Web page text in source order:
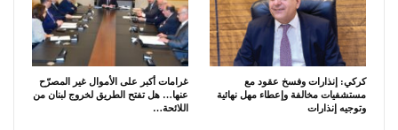
كركي: إنذارات وفسخ عقود مع
مستشفيات مخالفة وإعطاء مهل نهائية
وتوجيه إنذارات
غرامات أكبر على الأموال غير المصرّح
عنها… هل تفتح الطريق لخروج لبنان من
اللائحة…